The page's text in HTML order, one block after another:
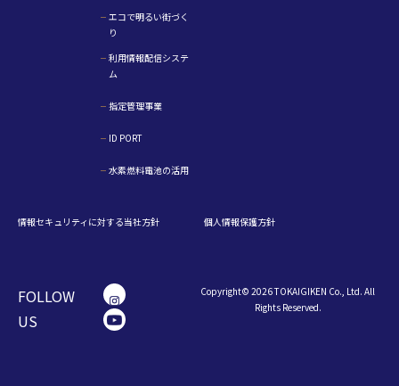
エコで明るい街づく
り
利用情報配信システ
ム
指定管理事業
ID PORT
水素燃料電池の活用
情報セキュリティに対する当社方針 個人情報保護方針
FOLLOW
US
Copyright© 2026 TOKAIGIKEN Co., Ltd. All
Rights Reserved.